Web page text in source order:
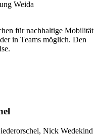
Weida
für nachhaltige Mobilität
in Teams möglich. Den
Nick Wedekind